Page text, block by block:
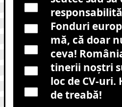
Fonduri
mă, că doar
ceva!
tinerii noștri
loc de CV-uri.
de treabă!